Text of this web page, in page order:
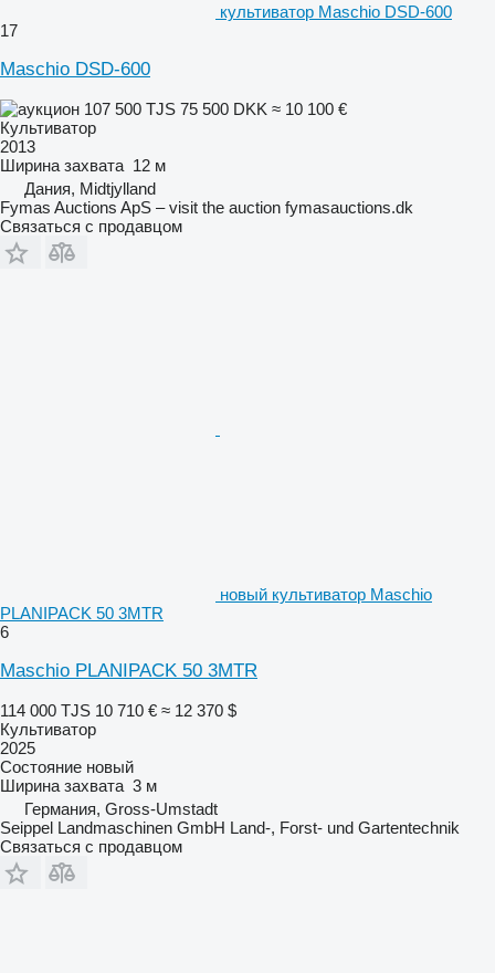
культиватор Maschio DSD-600
17
Maschio DSD-600
107 500 TJS 75 500 DKK ≈ 10 100 €
Культиватор
2013
Ширина захвата 12 м
Дания, Midtjylland
Fymas Auctions ApS – visit the auction fymasauctions.dk
Связаться с продавцом
новый культиватор Maschio
PLANIPACK 50 3MTR
6
Maschio PLANIPACK 50 3MTR
114 000 TJS 10 710 € ≈ 12 370 $
Культиватор
2025
Состояние новый
Ширина захвата 3 м
Германия, Gross-Umstadt
Seippel Landmaschinen GmbH Land-, Forst- und Gartentechnik
Связаться с продавцом